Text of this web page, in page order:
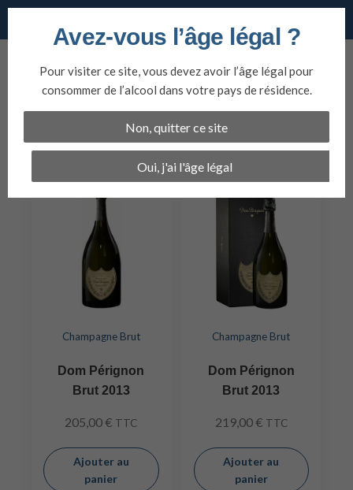
Dom Pérignon Brut
Champagne Brut
Dom Pérignon
Brut 2013
205,00 € TTC
Ajouter au
panier
Champagne Brut
Dom Pérignon
Brut 2013
219,00 € TTC
Ajouter au
panier
Avez-vous l’âge légal ?
Pour visiter ce site, vous devez avoir l’âge légal pour
consommer de l’alcool dans votre pays de résidence.
Non, quitter ce site
Oui, j'ai l'âge légal